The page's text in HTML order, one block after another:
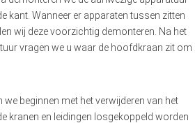
kant. Wanneer er apparaten tussen zitten
wij deze voorzichtig demonteren. Na het
vragen we u waar de hoofdkraan zit om
we beginnen met het verwijderen van het
kranen en leidingen losgekoppeld worden